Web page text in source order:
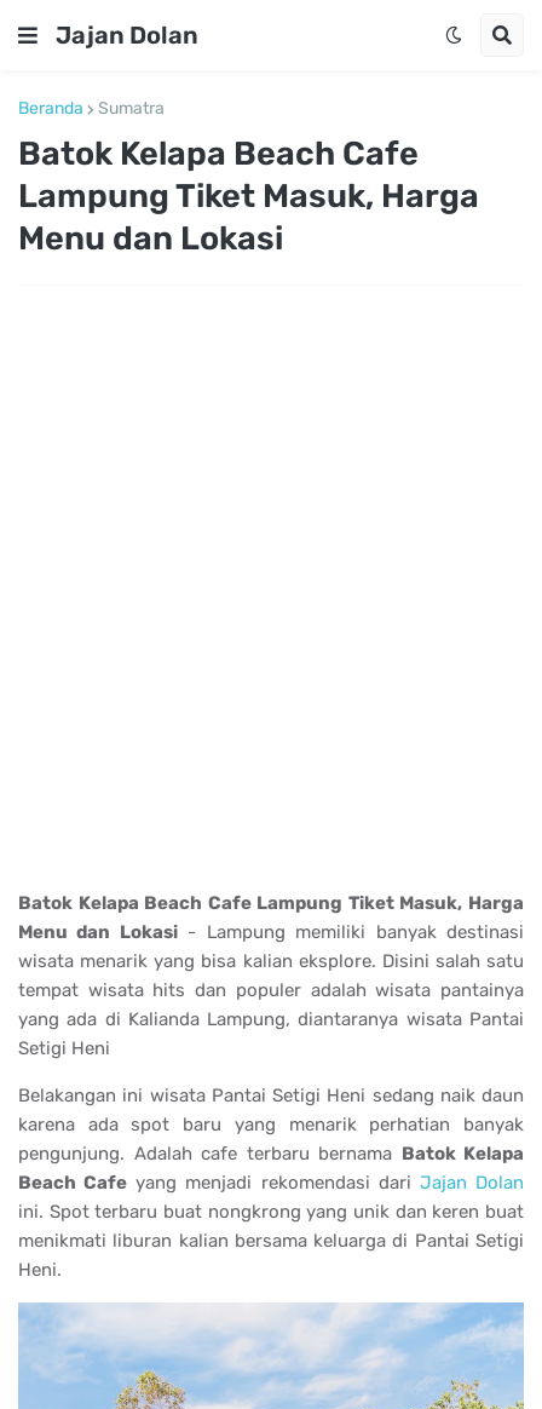
Jajan Dolan
Beranda Sumatra
Batok Kelapa Beach Cafe
Lampung Tiket Masuk, Harga
Menu dan Lokasi
Batok Kelapa Beach Cafe Lampung Tiket Masuk, Harga
Menu dan Lokasi- Lampung memiliki banyak destinasi
wisata menarik yang bisa kalian eksplore. Disini salah satu
tempat wisata hits dan populer adalah wisata pantainya
yang ada di Kalianda Lampung, diantaranya wisata Pantai
Setigi Heni
Belakangan ini wisata Pantai Setigi Heni sedang naik daun
karena ada spot baru yang menarik perhatian banyak
pengunjung. Adalah cafe terbaru bernama Batok Kelapa
Beach Cafe yang menjadi rekomendasi dari Jajan Dolan
ini. Spot terbaru buat nongkrong yang unik dan keren buat
menikmati liburan kalian bersama keluarga di Pantai Setigi
Heni.